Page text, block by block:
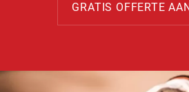
GRATIS OFFERTE